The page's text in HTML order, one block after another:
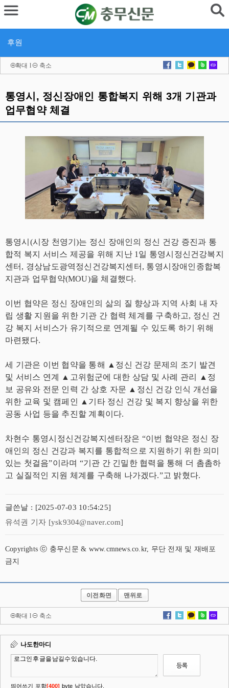
후원
확대 l 축소
통영시, 정신장애인 통합복지 위해 3개 기관과
업무협약 체결
통영시(시장 천영기)는 정신 장애인의 정신 건강 증진과 통
합적 복지 서비스 제공을 위해 지난 1일 통영시정신건강복지
센터, 경상남도광역정신건강복지센터, 통영시장애인종합복
지관과 업무협약(MOU)을 체결했다.
이번 협약은 정신 장애인의 삶의 질 향상과 지역 사회 내 자
립 생활 지원을 위한 기관 간 협력 체계를 구축하고, 정신 건
강 복지 서비스가 유기적으로 연계될 수 있도록 하기 위해
마련됐다.
세 기관은 이번 협약을 통해 ▲정신 건강 문제의 조기 발견
및 서비스 연계 ▲고위험군에 대한 상담 및 사례 관리 ▲정
보 공유와 전문 인력 간 상호 자문 ▲정신 건강 인식 개선을
위한 교육 및 캠페인 ▲기타 정신 건강 및 복지 향상을 위한
공동 사업 등을 추진할 계획이다.
차현수 통영시정신건강복지센터장은 “이번 협약은 정신 장
애인의 정신 건강과 복지를 통합적으로 지원하기 위한 의미
있는 첫걸음”이라며 “기관 간 긴밀한 협력을 통해 더 촘촘하
고 실질적인 지원 체계를 구축해 나가겠다.”고 밝혔다.
글쓴날 : [2025-07-03 10:54:25]
유석권 기자 [ysk9304@naver.com]
Copyrights ⓒ 충무신문 & www.cmnews.co.kr, 무단 전재 및 재배포
금지
이전화면 맨위로
확대 l 축소